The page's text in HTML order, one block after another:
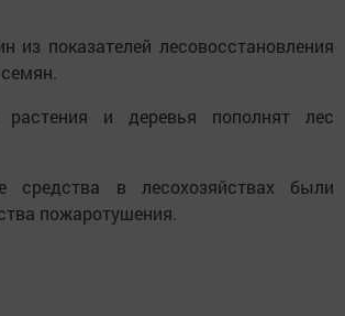
из показателей лесовосстановления
и деревья пополнят лес
средства в лесохозяйствах были
пожаротушения.